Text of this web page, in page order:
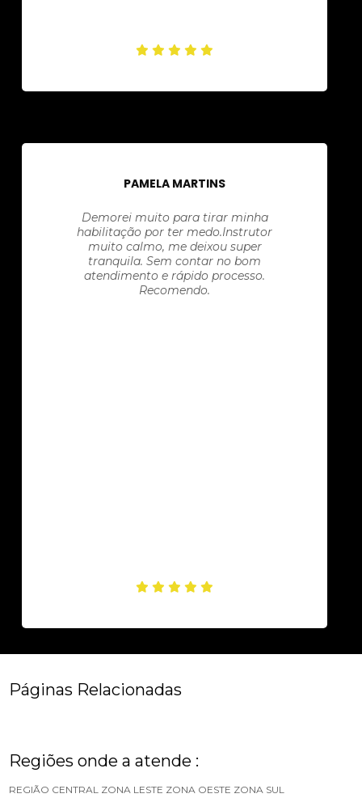
PAMELA MARTINS
Demorei muito para tirar minha
habilitação por ter medo.Instrutor
muito calmo, me deixou super
tranquila. Sem contar no bom
atendimento e rápido processo.
Recomendo.
Páginas Relacionadas
Regiões onde a atende :
REGIÃO CENTRAL ZONA LESTE ZONA OESTE ZONA SUL